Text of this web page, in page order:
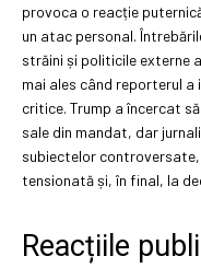
provoca o reacție
un atac personal.
străini și politicile externe
mai ales când reporterul
critice. Trump a încercat
sale din mandat, dar
subiectelor
tensionată și, în final, la
Reacțiile